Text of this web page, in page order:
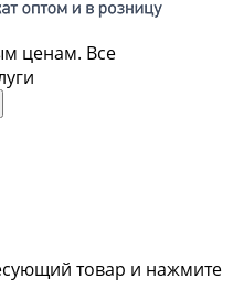
ценам. Все
товар и нажмите